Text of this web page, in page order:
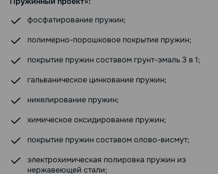
фосфатирование пружин;
полимерно-порошковое покрытие пружин;
покрытие пружин составом грунт-эмаль 3 в 1;
гальваническое цинкование пружин;
никелирование пружин;
химическое оксидирование пружин;
покрытие пружин составом олово-висмут;
электрохимическая полировка пружин из
нержавеющей стали;